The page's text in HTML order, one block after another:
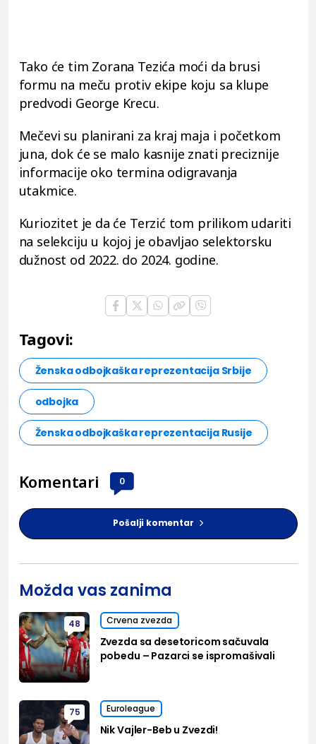
Tako će tim Zorana Tezića moći da brusi
formu na meču protiv ekipe koju sa klupe
predvodi George Krecu.
Mečevi su planirani za kraj maja i početkom
juna, dok će se malo kasnije znati preciznije
informacije oko termina odigravanja
utakmice.
Kuriozitet je da će Terzić tom prilikom udariti
na selekciju u kojoj je obavljao selektorsku
dužnost od 2022. do 2024. godine.
Tagovi:
Ženska odbojkaška reprezentacija Srbije
odbojka
Ženska odbojkaška reprezentacija Rusije
Komentari 0
Pošalji komentar
Možda vas zanima
48 Crvena zvezda
Zvezda sa desetoricom sačuvala
pobedu – Pazarci se ispromašivali
75 Euroleague
Nik Vajler-Beb u Zvezdi!